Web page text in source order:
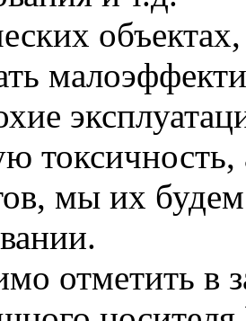
мы их
отметить в